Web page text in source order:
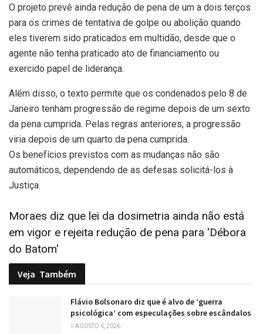
O projeto prevê ainda redução de pena de um a dois terços
para os crimes de tentativa de golpe ou abolição quando
eles tiverem sido praticados em multidão, desde que o
agente não tenha praticado ato de financiamento ou
exercido papel de liderança.
Além disso, o texto permite que os condenados pelo 8 de
Janeiro tenham progressão de regime depois de um sexto
da pena cumprida. Pelas regras anteriores, a progressão
viria depois de um quarto da pena cumprida.
Os benefícios previstos com as mudanças não são
automáticos, dependendo de as defesas solicitá-los à
Justiça.
Moraes diz que lei da dosimetria ainda não está
em vigor e rejeita redução de pena para 'Débora
do Batom'
Veja Também
Flávio Bolsonaro diz que é alvo de ‘guerra
psicológica’ com especulações sobre escândalos
AGOSTO 6, 2026